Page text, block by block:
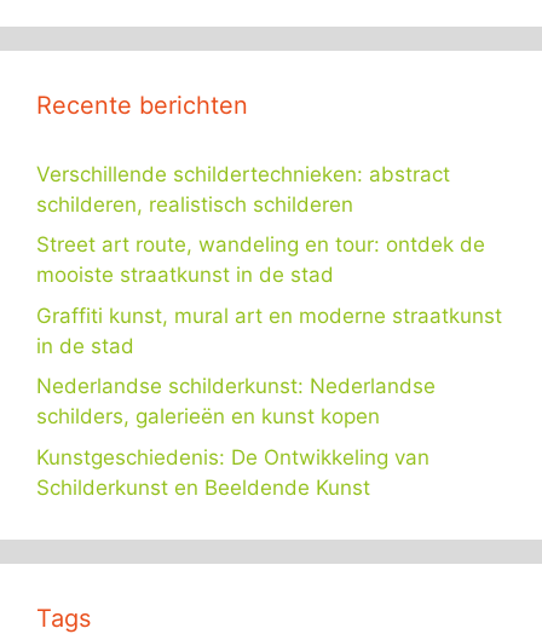
Recente berichten
Verschillende schildertechnieken: abstract
schilderen, realistisch schilderen
Street art route, wandeling en tour: ontdek de
mooiste straatkunst in de stad
Graffiti kunst, mural art en moderne straatkunst
in de stad
Nederlandse schilderkunst: Nederlandse
schilders, galerieën en kunst kopen
Kunstgeschiedenis: De Ontwikkeling van
Schilderkunst en Beeldende Kunst
Tags